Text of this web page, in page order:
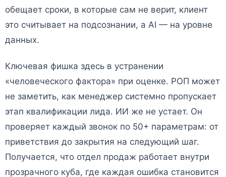
обещает сроки, в которые сам не верит, клиент
это считывает на подсознании, а AI — на уровне
данных.
Ключевая фишка здесь в устранении
«человеческого фактора» при оценке. РОП может
не заметить, как менеджер системно пропускает
этап квалификации лида. ИИ же не устает. Он
проверяет каждый звонок по 50+ параметрам: от
приветствия до закрытия на следующий шаг.
Получается, что отдел продаж работает внутри
прозрачного куба, где каждая ошибка становится